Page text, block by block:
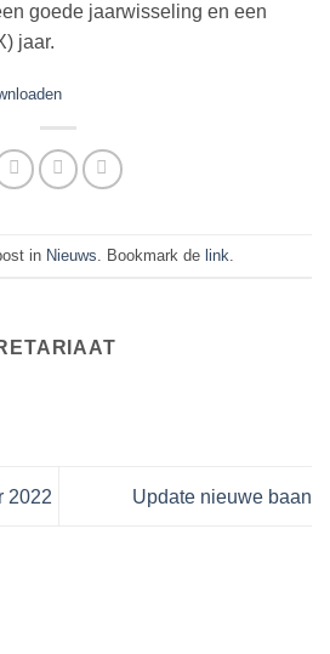
goede jaarwisseling en een
jaar.
in Nieuws . Bookmark de link
2022 Update nieuwe baan